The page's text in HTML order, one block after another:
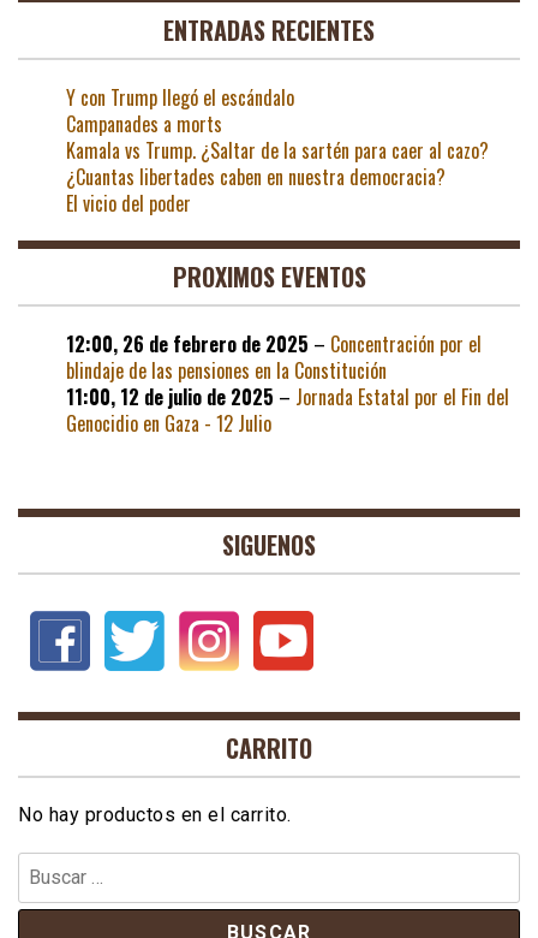
ENTRADAS RECIENTES
Y con Trump llegó el escándalo
Campanades a morts
Kamala vs Trump. ¿Saltar de la sartén para caer al cazo?
¿Cuantas libertades caben en nuestra democracia?
El vicio del poder
PROXIMOS EVENTOS
12:00, 26 de febrero de 2025 – Concentración por el
blindaje de las pensiones en la Constitución
11:00, 12 de julio de 2025 – Jornada Estatal por el Fin del
Genocidio en Gaza - 12 Julio
SIGUENOS
CARRITO
No hay productos en el carrito.
Buscar: